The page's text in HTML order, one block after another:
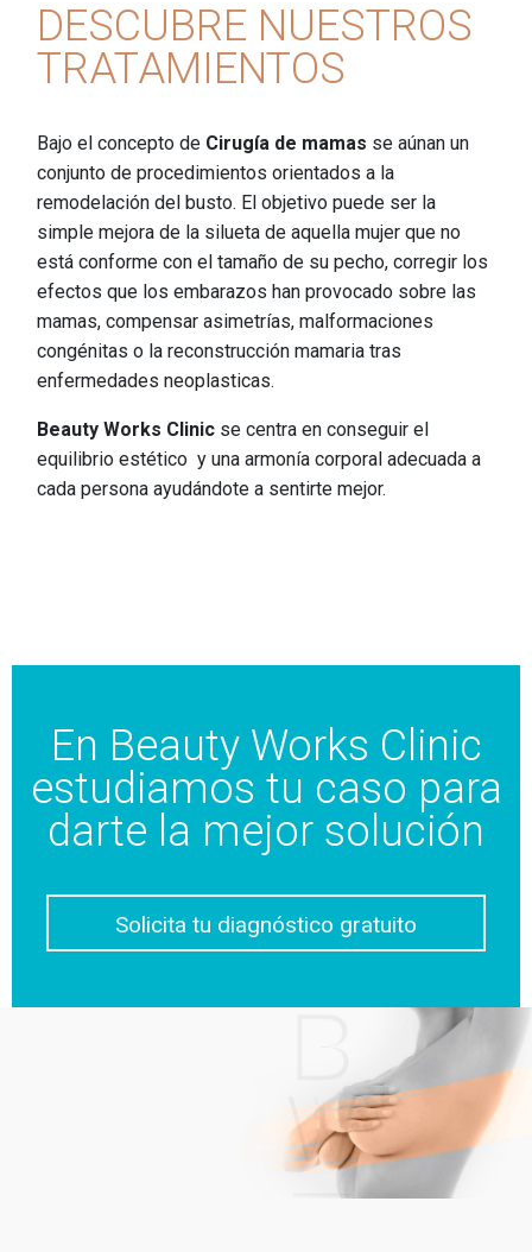
DESCUBRE NUESTROS
TRATAMIENTOS
Bajo el concepto de Cirugía de mamas se aúnan un
conjunto de procedimientos orientados a la
remodelación del busto. El objetivo puede ser la
simple mejora de la silueta de aquella mujer que no
está conforme con el tamaño de su pecho, corregir los
efectos que los embarazos han provocado sobre las
mamas, compensar asimetrías, malformaciones
congénitas o la reconstrucción mamaria tras
enfermedades neoplasticas.
Beauty Works Clinic se centra en conseguir el
equilibrio estético y una armonía corporal adecuada a
cada persona ayudándote a sentirte mejor.
En Beauty Works Clinic
estudiamos tu caso para
darte la mejor solución
Solicita tu diagnóstico gratuito